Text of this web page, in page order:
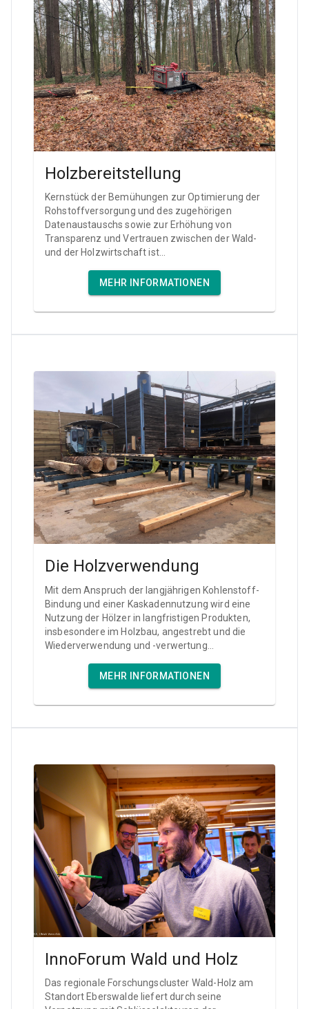
Holzbereitstellung
Kernstück der Bemühungen zur Optimierung der
Rohstoffversorgung und des zugehörigen
Datenaustauschs sowie zur Erhöhung von
Transparenz und Vertrauen zwischen der Wald-
und der Holzwirtschaft ist...
MEHR INFORMATIONEN
Die Holzverwendung
Mit dem Anspruch der langjährigen Kohlenstoff-
Bindung und einer Kaskadennutzung wird eine
Nutzung der Hölzer in langfristigen Produkten,
insbesondere im Holzbau, angestrebt und die
Wiederverwendung und -verwertung...
MEHR INFORMATIONEN
InnoForum Wald und Holz
Das regionale Forschungscluster Wald-Holz am
Standort Eberswalde liefert durch seine